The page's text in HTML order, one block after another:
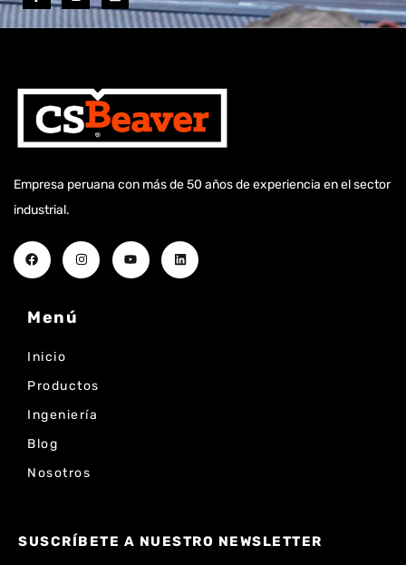
Empresa peruana con más de 50 años de experiencia en el sector
industrial.
Menú
Inicio
Productos
Ingeniería
Blog
Nosotros
SUSCRÍBETE A NUESTRO NEWSLETTER